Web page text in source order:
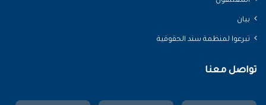
بيان
تبرعوا لمنظمة سند الحقوقية
تواصل معنا